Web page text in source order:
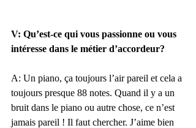
V: Qu’est-ce qui vous passionne ou vous
intéresse dans le métier d’accordeur?
A: Un piano, ça toujours l’air pareil et cela a
toujours presque 88 notes. Quand il y a un
bruit dans le piano ou autre chose, ce n’est
jamais pareil ! Il faut chercher. J’aime bien